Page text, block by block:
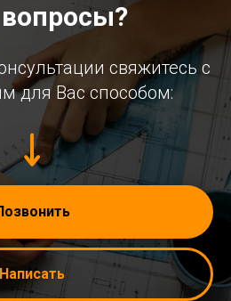
свяжитесь с
для Вас способом:
Написать